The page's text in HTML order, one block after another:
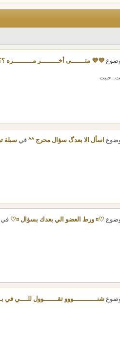
💜💜 متـــــــى أخـــــــــر
حبيت
اسأل الا بعدگ سؤال محرج ^^ في سبلة
♡¤ ورط العضو الي بعدك بسؤال ¤♡ في
شنــــــــــــووو تقـــــــوول للــــي في